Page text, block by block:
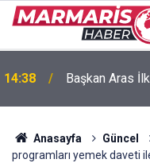
14:38 Başkan Aras İlk
Anasayfa Güncel
programları yemek daveti